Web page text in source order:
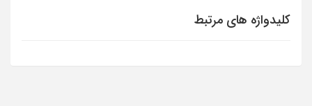
کلیدواژه های مرتبط